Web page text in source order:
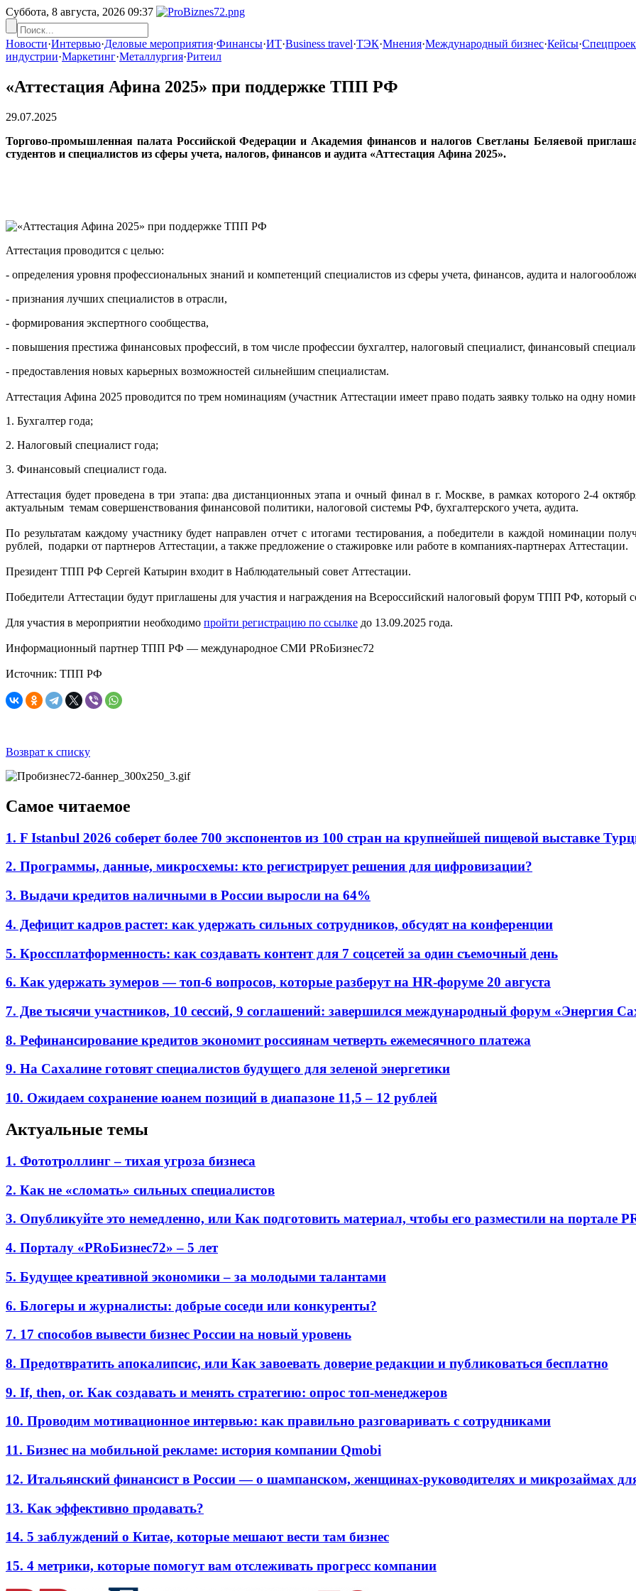
Суббота, 8 августа, 2026 09:37
Новости·Интервью·Деловые мероприятия·Финансы·ИТ·Business travel·ТЭК·Мнения·Международный бизнес·Кейсы·
индустрии·Маркетинг·Металлургия·Ритеил
«Аттестация Афина 2025» при поддержке ТПП РФ
29.07.2025
Торгово-промышленная палата Российской Федерации и Академия финансов и налогов Светланы Беляевой
студентов и специалистов из сферы учета, налогов, финансов и аудита «Аттестация Афина 2025».
Аттестация проводится с целью:
- определения уровня профессиональных знаний и компетенций специалистов из сферы учета, финансов, аудита и
- признания лучших специалистов в отрасли,
- формирования экспертного сообщества,
- повышения престижа финансовых профессий, в том числе профессии бухгалтер, налоговый специалист, финансовый
- предоставления новых карьерных возможностей сильнейшим специалистам.
Аттестация Афина 2025 проводится по трем номинациям (участник Аттестации имеет право подать заявку только на одну
1. Бухгалтер года;
2. Налоговый специалист года;
3. Финансовый специалист года.
Аттестация будет проведена в три этапа: два дистанционных этапа и очный финал в г. Москве, в рамках которого 2-4
актуальным темам совершенствования финансовой политики, налоговой системы РФ, бухгалтерского учета, аудита.
По результатам каждому участнику будет направлен отчет с итогами тестирования, а победители в каждой номинации
рублей, подарки от партнеров Аттестации, а также предложение о стажировке или работе в компаниях-партнерах Аттестации.
Президент ТПП РФ Сергей Катырин входит в Наблюдательный совет Аттестации.
Победители Аттестации будут приглашены для участия и награждения на Всероссийский налоговый форум ТПП РФ, который
Для участия в мероприятии необходимо пройти регистрацию по ссылке до 13.09.2025 года.
Информационный партнер ТПП РФ — международное СМИ PRоБизнес72
Источник: ТПП РФ
Возврат к списку
Самое читаемое
1. F Istanbul 2026 соберет более 700 экспонентов из 100 стран на крупнейшей пищевой выставке
2. Программы, данные, микросхемы: кто регистрирует решения для цифровизации?
3. Выдачи кредитов наличными в России выросли на 64%
4. Дефицит кадров растет: как удержать сильных сотрудников, обсудят на конференции
5. Кроссплатформенность: как создавать контент для 7 соцсетей за один съемочный день
6. Как удержать зумеров — топ-6 вопросов, которые разберут на HR-форуме 20 августа
7. Две тысячи участников, 10 сессий, 9 соглашений: завершился международный форум «Энергия
8. Рефинансирование кредитов экономит россиянам четверть ежемесячного платежа
9. На Сахалине готовят специалистов будущего для зеленой энергетики
10. Ожидаем сохранение юанем позиций в диапазоне 11,5 – 12 рублей
Актуальные темы
1. Фототроллинг – тихая угроза бизнеса
2. Как не «сломать» сильных специалистов
3. Опубликуйте это немедленно, или Как подготовить материал, чтобы его разместили на портале
4. Порталу «PRоБизнес72» – 5 лет
5. Будущее креативной экономики – за молодыми талантами
6. Блогеры и журналисты: добрые соседи или конкуренты?
7. 17 способов вывести бизнес России на новый уровень
8. Предотвратить апокалипсис, или Как завоевать доверие редакции и публиковаться бесплатно
9. If, then, or. Как создавать и менять стратегию: опрос топ-менеджеров
10. Проводим мотивационное интервью: как правильно разговаривать с сотрудниками
11. Бизнес на мобильной рекламе: история компании Qmobi
12. Итальянский финансист в России — о шампанском, женщинах-руководителях и микрозаймах
13. Как эффективно продавать?
14. 5 заблуждений о Китае, которые мешают вести там бизнес
15. 4 метрики, которые помогут вам отслеживать прогресс компании